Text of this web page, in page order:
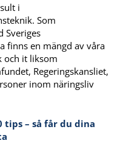
i
Som
Sveriges
finns en mängd av våra
och it liksom
Regeringskansliet,
inom näringsliv
– så får du dina